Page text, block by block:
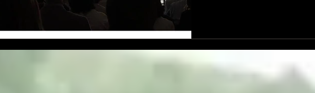
日のうちに蒸発したことに
ンの幻影は、“成就”した
日は、明日香姉が、🎤を取
ーも駆け抜けつつ🤣、メシ
裂⚡️阿部加奈子氏アンコー